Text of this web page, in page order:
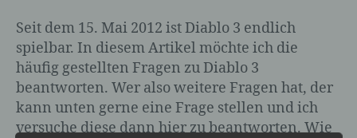
Seit dem 15. Mai 2012 ist Diablo 3 endlich
spielbar. In diesem Artikel möchte ich die
häufig gestellten Fragen zu Diablo 3
beantworten. Wer also weitere Fragen hat, der
kann unten gerne eine Frage stellen und ich
versuche diese dann hier zu beantworten. Wie